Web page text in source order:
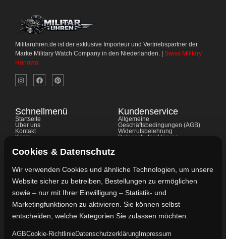
Militaruhren.de ist der exklusive Importeur und Vertriebspartner der
Marke Military Watch Company in den Niederlanden. | Swiss Military
Hanowa
Schnellmenü
Startseite
Über uns
Kontakt
Konto
FAQ's
Kundenservice
Allgemeine
Geschäftsbedingungen (AGB)
Widerrufsbelehrung
Datenschutzerklärung
Kontaktdaten
Vertreten durch:
Lievaart B.V.
Kontakt:
Cookies & Datenschutz
Wir verwenden Cookies und ähnliche Technologien, um unsere
Website sicher zu betreiben, Bestellungen zu ermöglichen
sowie – nur mit Ihrer Einwilligung – Statistik- und
Marketingfunktionen zu aktivieren. Sie können selbst
entscheiden, welche Kategorien Sie zulassen möchten.
AGBCookie-RichtlinieDatenschutzerklärung Impressum